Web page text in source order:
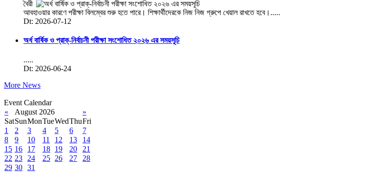
বৈরী
আবহাওয়ার কারণে পরীক্ষা বিলম্বের শুরু হতে পারে। শিক্ষার্থীদেরকে নিজ নিজ গ্রুপে খেয়াল রাখতে হবে।.....
Dt: 2026-07-12
অর্ধ বার্ষিক ও প্রাক্-নির্বাচনী পরীক্ষা সংশোধিত ২০২৬ এর সময়সূচি
.....
Dt: 2026-06-24
More News
Event Calendar
«
August 2026
»
SatSunMonTueWedThuFri
1
2 3 4 5 6
7
8
9 10 11 12 13
14
15 16 17 18 19 20
21
22 23 24 25 26 27
28
29 30 31